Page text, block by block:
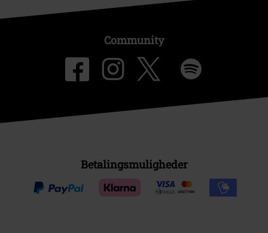
Community
Betalingsmuligheder